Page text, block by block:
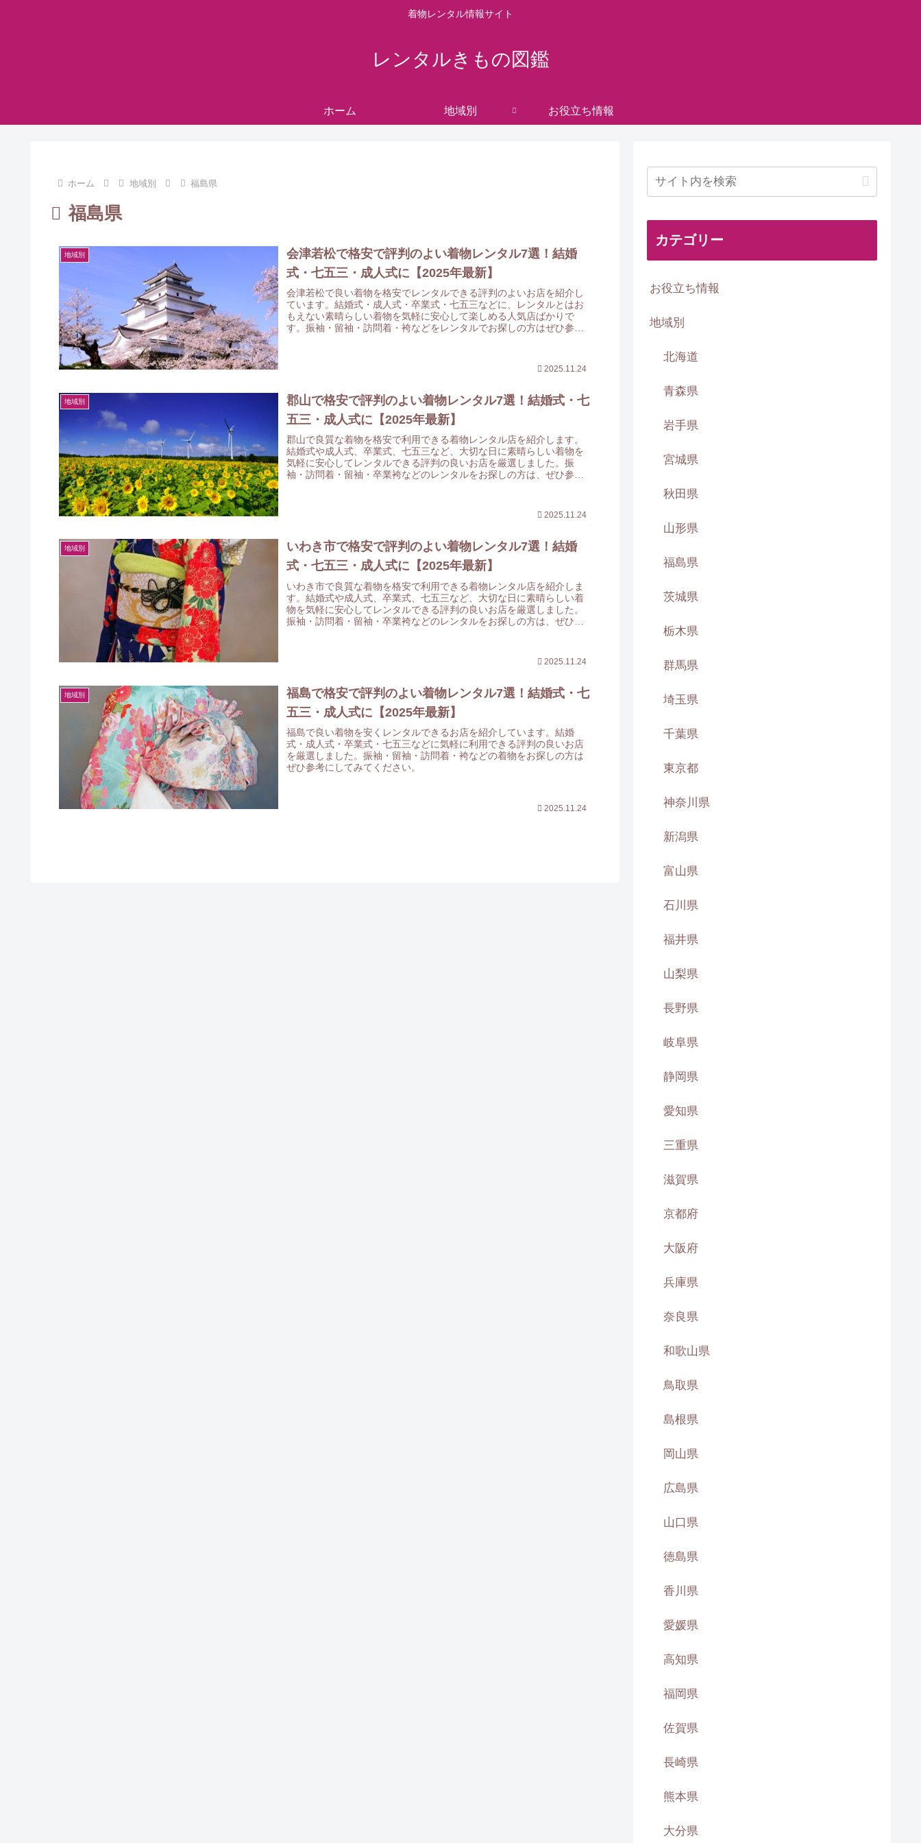
着物レンタル情報サイト
レンタルきもの図鑑
ホーム 地域別 お役立ち情報
ホーム 地域別 福島県
福島県
地域別
会津若松で格安で評判のよい着物レンタル7選！結婚
式・七五三・成人式に【2025年最新】
会津若松で良い着物を格安でレンタルできる評判のよいお店を紹介し
ています。結婚式・成人式・卒業式・七五三などに、レンタルとはお
もえない素晴らしい着物を気軽に安心して楽しめる人気店ばかりで
す。振袖・留袖・訪問着・袴などをレンタルでお探しの方はぜひ参考
2025.11.24
地域別
郡山で格安で評判のよい着物レンタル7選！結婚式・七
五三・成人式に【2025年最新】
郡山で良質な着物を格安で利用できる着物レンタル店を紹介します。
結婚式や成人式、卒業式、七五三など、大切な日に素晴らしい着物を
気軽に安心してレンタルできる評判の良いお店を厳選しました。振
袖・訪問着・留袖・卒業袴などのレンタルをお探しの方は、ぜひ参考
2025.11.24
地域別
いわき市で格安で評判のよい着物レンタル7選！結婚
式・七五三・成人式に【2025年最新】
いわき市で良質な着物を格安で利用できる着物レンタル店を紹介しま
す。結婚式や成人式、卒業式、七五三など、大切な日に素晴らしい着
物を気軽に安心してレンタルできる評判の良いお店を厳選しました。
振袖・訪問着・留袖・卒業袴などのレンタルをお探しの方は、ぜひ参
2025.11.24
地域別
福島で格安で評判のよい着物レンタル7選！結婚式・七
五三・成人式に【2025年最新】
福島で良い着物を安くレンタルできるお店を紹介しています。結婚
式・成人式・卒業式・七五三などに気軽に利用できる評判の良いお店
を厳選しました。振袖・留袖・訪問着・袴などの着物をお探しの方は
ぜひ参考にしてみてください。
2025.11.24
カテゴリー
お役立ち情報
地域別
北海道
青森県
岩手県
宮城県
秋田県
山形県
福島県
茨城県
栃木県
群馬県
埼玉県
千葉県
東京都
神奈川県
新潟県
富山県
石川県
福井県
山梨県
長野県
岐阜県
静岡県
愛知県
三重県
滋賀県
京都府
大阪府
兵庫県
奈良県
和歌山県
鳥取県
島根県
岡山県
広島県
山口県
徳島県
香川県
愛媛県
高知県
福岡県
佐賀県
長崎県
熊本県
大分県